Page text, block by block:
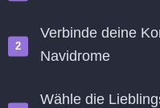
Verbinde deine
Navidrome
Wähle die